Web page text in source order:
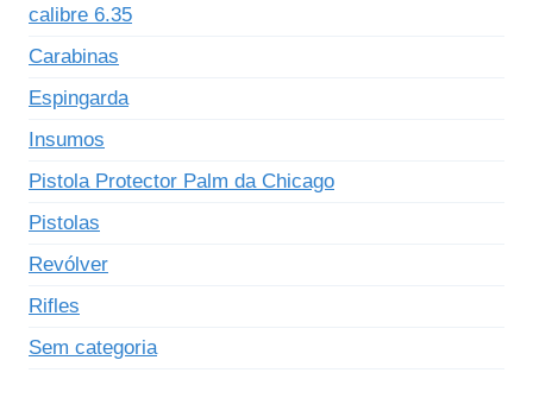
calibre 6.35
Carabinas
Espingarda
Insumos
Pistola Protector Palm da Chicago
Pistolas
Revólver
Rifles
Sem categoria